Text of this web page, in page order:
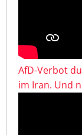
AfD-Verbot
im Iran. Und